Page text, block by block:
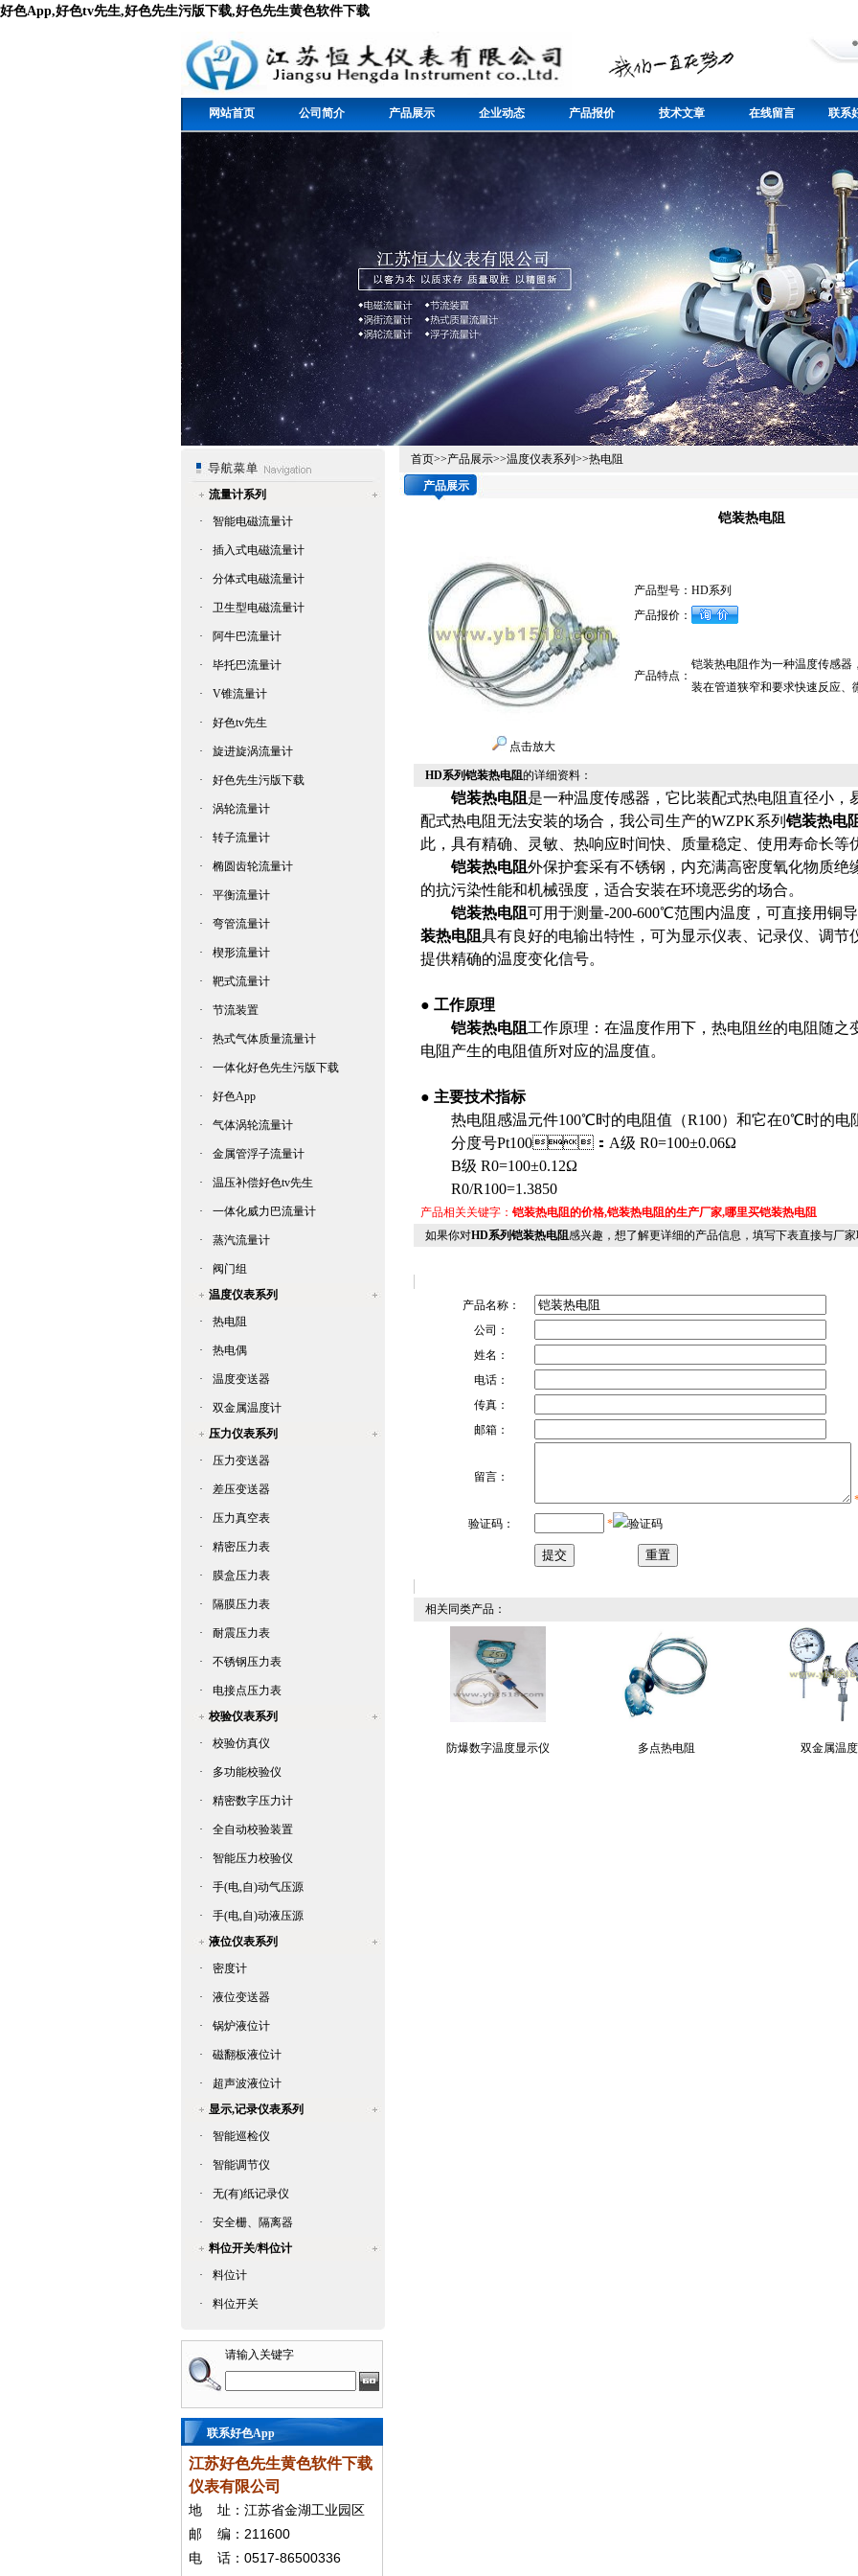
好色App,好色tv先生,好色先生污版下载,好色先生黄色软件下载
网站首页 公司简介 产品展示 企业动态 产品报价 技术文章 在线留言 联系
流量计系列
·
智能电磁流量计
· 插入式电磁流量计
· 分体式电磁流量计
· 卫生型电磁流量计
· 阿牛巴流量计
· 毕托巴流量计
· V锥流量计
· 好色tv先生
· 旋进旋涡流量计
· 好色先生污版下载
· 涡轮流量计
· 转子流量计
· 椭圆齿轮流量计
· 平衡流量计
· 弯管流量计
· 楔形流量计
· 靶式流量计
· 节流装置
· 热式气体质量流量计
· 一体化好色先生污版下载
· 好色App
· 气体涡轮流量计
· 金属管浮子流量计
· 温压补偿好色tv先生
· 一体化威力巴流量计
· 蒸汽流量计
·
阀门组
温度仪表系列
·
热电阻
· 热电偶
· 温度变送器
·
双金属温度计
压力仪表系列
·
压力变送器
· 差压变送器
· 压力真空表
· 精密压力表
· 膜盒压力表
· 隔膜压力表
· 耐震压力表
· 不锈钢压力表
·
电接点压力表
校验仪表系列
·
校验仿真仪
· 多功能校验仪
· 精密数字压力计
· 全自动校验装置
· 智能压力校验仪
· 手(电,自)动气压源
·
手(电,自)动液压源
液位仪表系列
·
密度计
· 液位变送器
· 锅炉液位计
· 磁翻板液位计
·
超声波液位计
显示,记录仪表系列
·
智能巡检仪
· 智能调节仪
· 无(有)纸记录仪
·
安全栅、隔离器
料位开关/料位计
·
料位计
· 料位开关
请输入关键字
联系好色App
江苏好色先生黄色软件下载
仪表有限公司
地
址：江苏省金湖工业园区
邮
编： 211600
电 话： 0517-86500336
首页>>产品展示>>温度仪表系列 >>热电阻
产品展示
铠装热电阻
点击放大
产品型号： HD系列
产品报价：
产品特点：
铠装热电阻作为一种温度传感器
装在管道狭窄和要求快速反应
HD系列铠装热电阻的详细资料：
铠装热电阻 是一种温度传感器，它比装配式热电阻直径小，
配式热电阻无法安装的场合，我公司生产的WZPK系列 铠装热电
此，具有精确、灵敏、热响应时间快、质量稳定、使用寿命长等
铠装热电阻外保护套采有不锈钢，内充满高密度氧化物质绝缘
的抗污染性能和机械强度，适合安装在环境恶劣的场合。
铠装热电阻可用于测量-200-600℃范围内温度，可直接用铜导
装热电阻具有良好的电输出特性，可为显示仪表、记录仪、调
提供精确的温度变化信号。
● 工作原理
铠装热电阻 工作原理：在温度作用下，热电阻丝的电阻随
电阻产生的电阻值所对应的温度值。
● 主要技术指标
热电阻感温元件100℃时的电阻值（R100）和它在0℃时的电阻
分度号Pt100：A级 R0=100±0.06Ω
B级 R0=100±0.12Ω
R0/R100=1.3850
产品相关关键字： 铠装热电阻的价格,铠装热电阻的生产厂家,哪里买铠装热电阻
如果你对HD系列铠装热电阻感兴趣，想了解更详细的产品信息，填写下表直接与厂家联系
产品名称：
公司：
姓名：
电话：
传真：
邮箱：
留言：
验证码：
*
相关同类产品：
防爆数字温度显示仪 多点热电阻 双金属温